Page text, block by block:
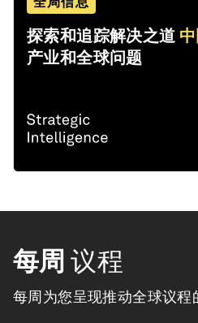
探索和追踪解决之道
产业和全球问题
每周 议程
每周为您呈现推动全球议程